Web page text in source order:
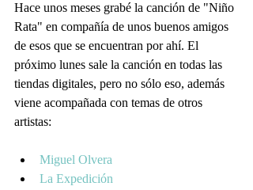
Hace unos meses grabé la canción de "Niño
Rata" en compañía de unos buenos amigos
de esos que se encuentran por ahí. El
próximo lunes sale la canción en todas las
tiendas digitales, pero no sólo eso, además
viene acompañada con temas de otros
artistas:
Miguel Olvera
La Expedición